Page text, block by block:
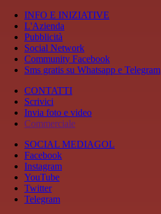
INFO E INIZIATIVE
L'Azienda
Pubblicità
Social Network
Community Facebook
Sms gratis su Whatsapp e Telegram
CONTATTI
Scrivici
Invia foto e video
Commerciale
SOCIAL MEDIAGOL
Facebook
Instagram
YouTube
Twitter
Telegram